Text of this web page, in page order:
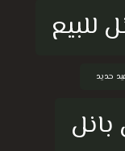
للبيع
حديد